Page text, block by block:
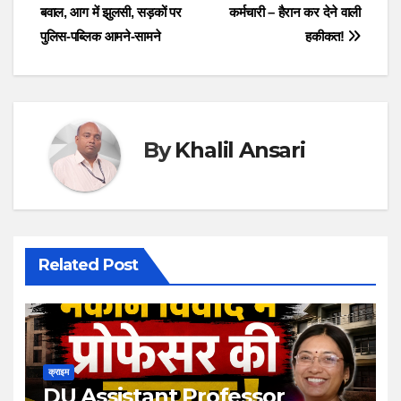
कर्मचारी – हैरान कर देने वाली
हकीकत!
बवाल, आग में झुलसी, सड़कों पर
पुलिस-पब्लिक आमने-सामने
ByKhalil Ansari
Related Post
क्राइम